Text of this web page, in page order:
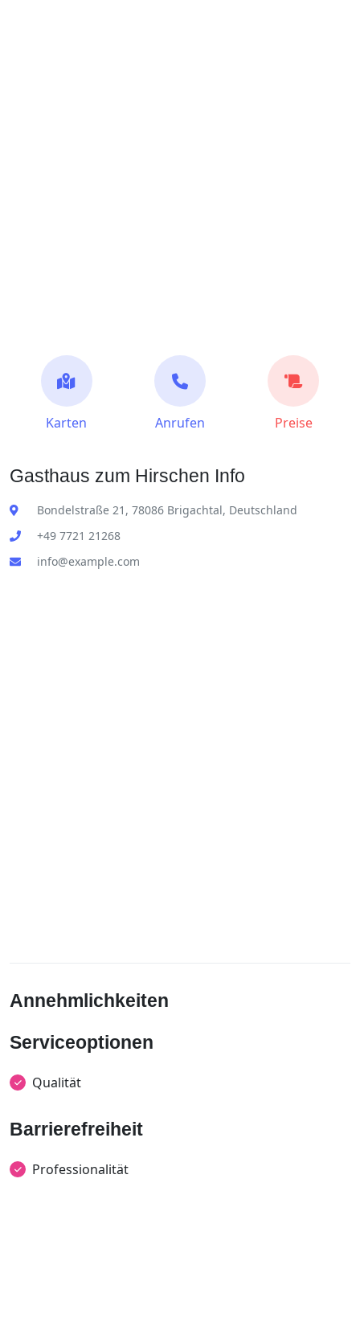
Karten Anrufen Preise
Gasthaus zum Hirschen Info
Bondelstraße 21, 78086 Brigachtal, Deutschland
+49 7721 21268
info@example.com
Annehmlichkeiten
Serviceoptionen
Qualität
Barrierefreiheit
Professionalität